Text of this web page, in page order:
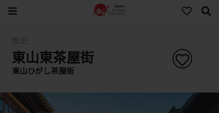
東山東茶屋街
東山ひがし茶屋街